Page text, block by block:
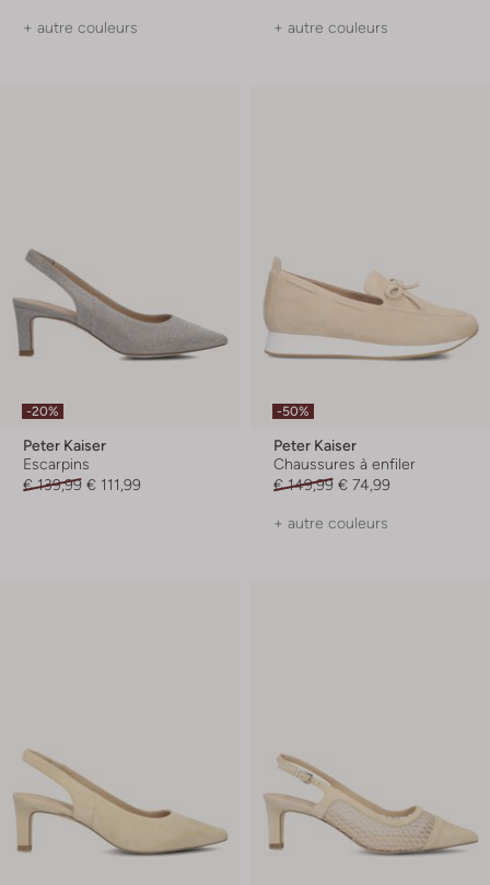
+ autre couleurs + autre couleurs
-20%
Peter Kaiser
Escarpins
€ 139,99 € 111,99
-50%
Peter Kaiser
Chaussures à enfiler
€ 149,99 € 74,99
+ autre couleurs